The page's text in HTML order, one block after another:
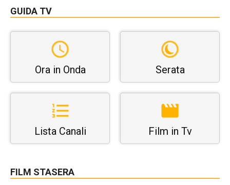
GUIDA TV
Ora in Onda Serata
Lista Canali Film in Tv
FILM STASERA